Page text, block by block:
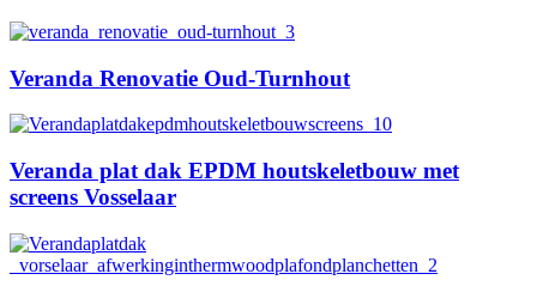
Veranda Renovatie Oud-Turnhout
Veranda plat dak EPDM houtskeletbouw met
screens Vosselaar